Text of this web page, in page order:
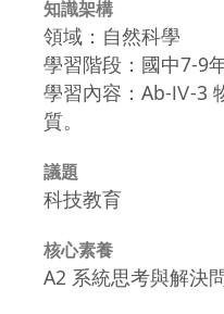
知識架構
領域：自然科學
學習階段：國中7-9
學習內容：Ab-Ⅳ-3
質。
議題
科技教育
核心素養
A2 系統思考與解決